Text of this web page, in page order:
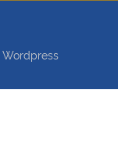
Wordpress